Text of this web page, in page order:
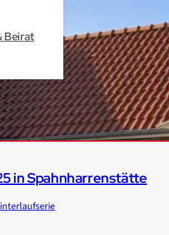
Beirat
in Spahnharrenstätte